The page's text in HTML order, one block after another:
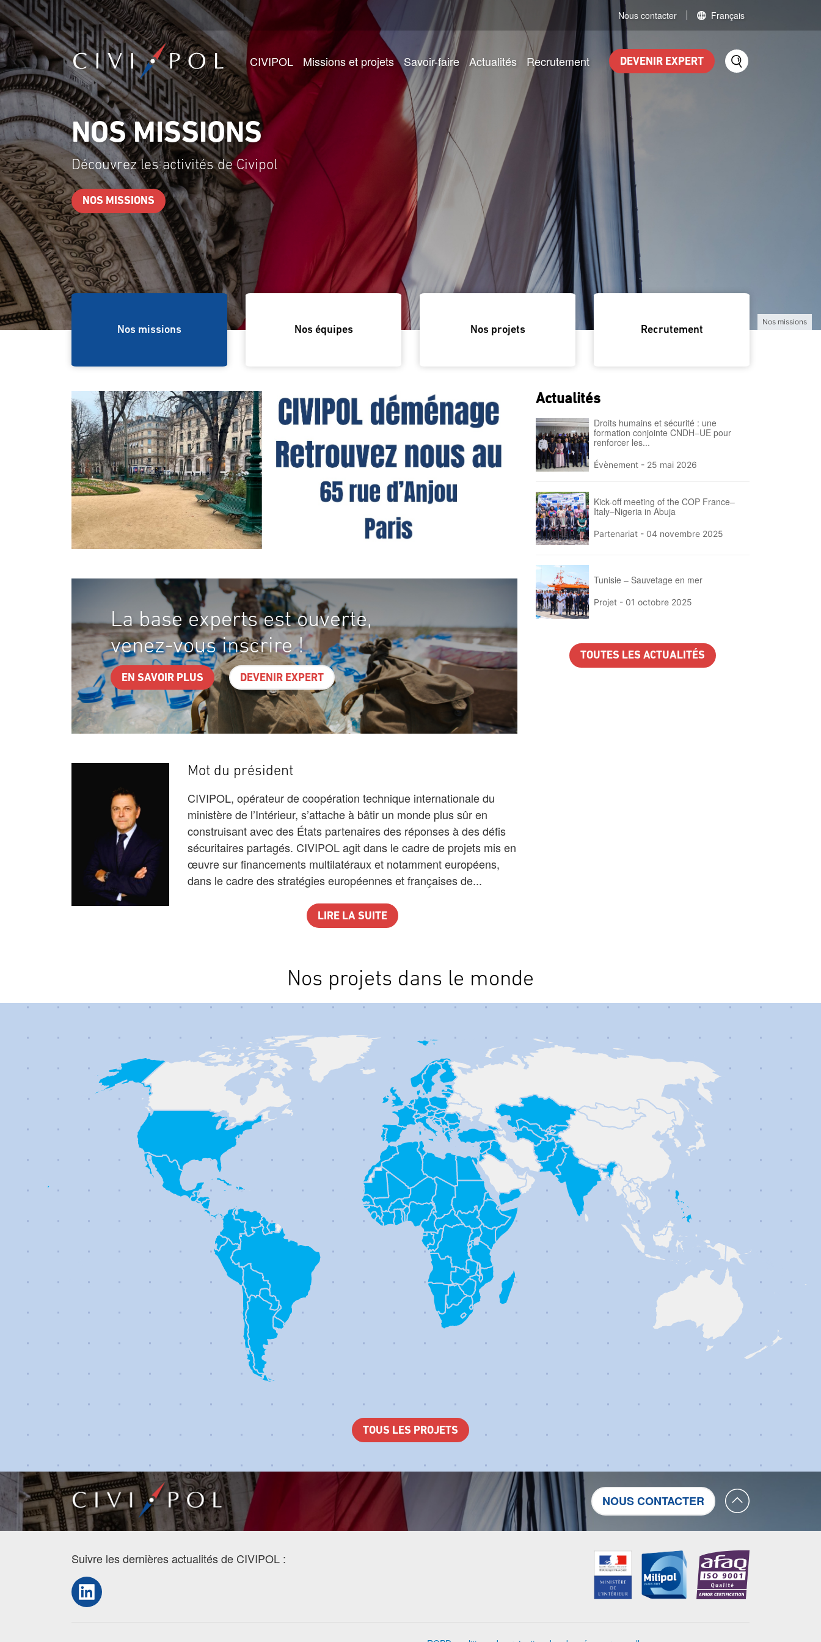
Nous contacter Français
CIVIPOL Missions et projets Savoir-faire Actualités Recrutement DEVENIR EXPERT
Nos
NOS ÉQUIPES
Découvrez l'organigramme de CIVIPOL
NOS ÉQUIPES
Nos missions Nos équipes Nos projets Recrutement
La base experts est ouverte,
venez-vous inscrire !
EN SAVOIR PLUS DEVENIR EXPERT
Mot du président
CIVIPOL, opérateur de coopération technique internationale du
ministère de l’Intérieur, s’attache à bâtir un monde plus sûr en
construisant avec des États partenaires des réponses à des défis
sécuritaires partagés. CIVIPOL agit dans le cadre de projets mis en
œuvre sur financements multilatéraux et notamment européens,
dans le cadre des stratégies européennes et françaises de...
LIRE LA SUITE
Actualités
Droits humains et sécurité : une
formation conjointe CNDH–UE pour
renforcer les...
Évènement - 25 mai 2026
Kick-off meeting of the COP France–
Italy–Nigeria in Abuja
Partenariat - 04 novembre 2025
Tunisie – Sauvetage en mer
Projet - 01 octobre 2025
TOUTES LES ACTUALITÉS
Nos projets dans le monde
TOUS LES PROJETS
NOUS CONTACTER
Suivre les dernières actualités de CIVIPOL :
LinkedIn